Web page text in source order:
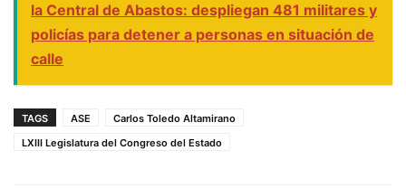
la Central de Abastos: despliegan 481 militares y
policías para detener a personas en situación de
calle
TAGS ASE
Carlos Toledo Altamirano
LXIII Legislatura del Congreso del Estado